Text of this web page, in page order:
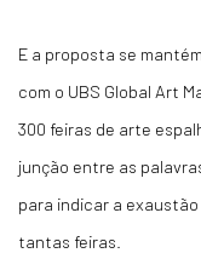
E a proposta se
com o UBS Global Art
300 feiras de arte
junção entre as
para indicar a
tantas feiras.